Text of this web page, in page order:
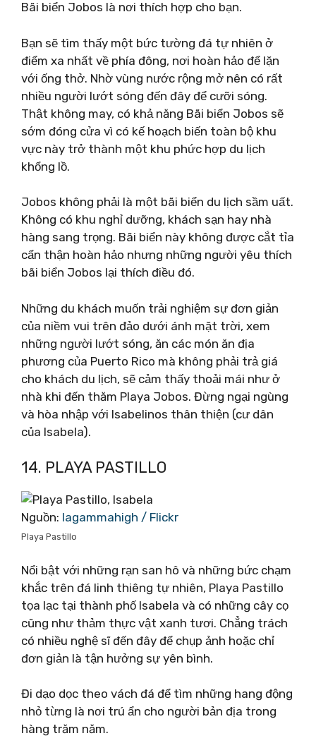
Bãi biển Jobos là nơi thích hợp cho bạn.
Bạn sẽ tìm thấy một bức tường đá tự nhiên ở
điểm xa nhất về phía đông, nơi hoàn hảo để lặn
với ống thở. Nhờ vùng nước rộng mở nên có rất
nhiều người lướt sóng đến đây để cưỡi sóng.
Thật không may, có khả năng Bãi biển Jobos sẽ
sớm đóng cửa vì có kế hoạch biến toàn bộ khu
vực này trở thành một khu phức hợp du lịch
khổng lồ.
Jobos không phải là một bãi biển du lịch sầm uất.
Không có khu nghỉ dưỡng, khách sạn hay nhà
hàng sang trọng. Bãi biển này không được cắt tỉa
cẩn thận hoàn hảo nhưng những người yêu thích
bãi biển Jobos lại thích điều đó.
Những du khách muốn trải nghiệm sự đơn giản
của niềm vui trên đảo dưới ánh mặt trời, xem
những người lướt sóng, ăn các món ăn địa
phương của Puerto Rico mà không phải trả giá
cho khách du lịch, sẽ cảm thấy thoải mái như ở
nhà khi đến thăm Playa Jobos. Đừng ngại ngùng
và hòa nhập với Isabelinos thân thiện (cư dân
của Isabela).
14. PLAYA PASTILLO
Nguồn: lagammahigh / Flickr
Playa Pastillo
Nổi bật với những rạn san hô và những bức chạm
khắc trên đá linh thiêng tự nhiên, Playa Pastillo
tọa lạc tại thành phố Isabela và có những cây cọ
cũng như thảm thực vật xanh tươi. Chẳng trách
có nhiều nghệ sĩ đến đây để chụp ảnh hoặc chỉ
đơn giản là tận hưởng sự yên bình.
Đi dạo dọc theo vách đá để tìm những hang động
nhỏ từng là nơi trú ẩn cho người bản địa trong
hàng trăm năm.